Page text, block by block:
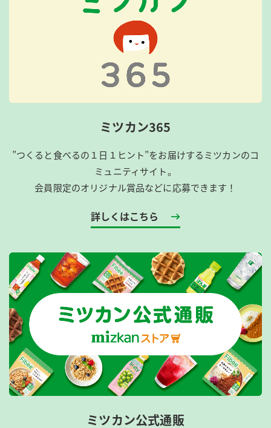
ミツカン365
”つくると食べるの１日１ヒント”をお届けするミツカンのコ
ミュニティサイト。
会員限定のオリジナル賞品などに応募できます！
詳しくはこちら
ミツカン公式通販